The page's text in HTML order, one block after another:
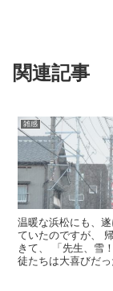
関連記事
雑感
温暖な浜松にも、
ていたのですが、
きて、 「先生、雪
徒たちは大喜びだ